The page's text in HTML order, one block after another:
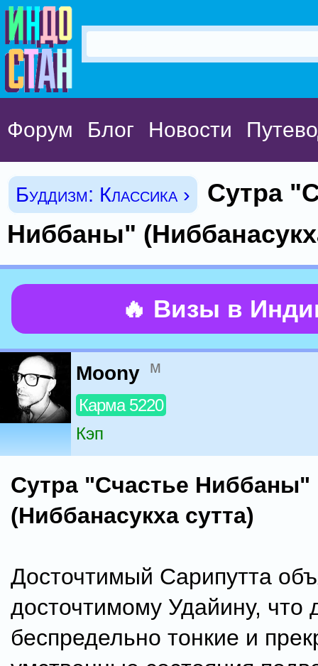
Форум Блог Новости
Буддизм: Классика ›
Сутра
Ниббаны"
🔥 Визы в
Moony м
Карма 5220
Кэп
Сутра "Счастье Ниббаны"
(Ниббанасукха сутта)
Досточтимый Сарипутта
досточтимому Удайину, что
беспредельно тонкие и